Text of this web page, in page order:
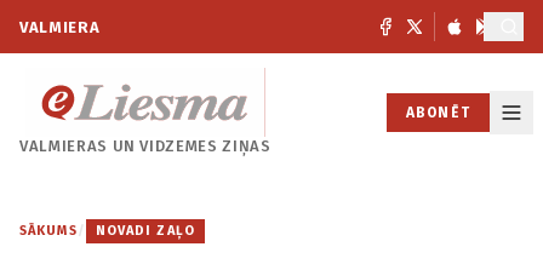
VALMIERA
VALMIERAS UNVIDZEMES ZIŅAS
ABONĒT
SĀKUMS / NOVADI ZAĻO